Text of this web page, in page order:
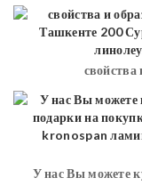
У нас Вы можете